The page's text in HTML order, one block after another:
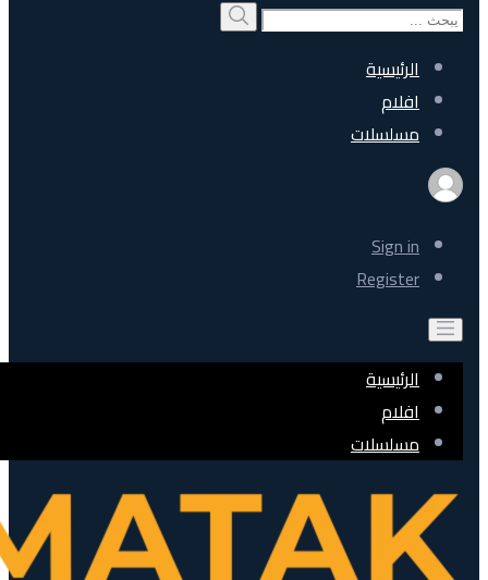
Search
بحث
الرئيسية
افلام
مسلسلات
Sign in
Register
الرئيسية
افلام
مسلسلات